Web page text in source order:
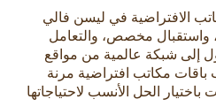
الافتراضية في ليسن فالي
واستقبال مخصص، والتعامل
إلى شبكة عالمية من مواقع
مكاتب افتراضية مرنة
الحل الأنسب لاحتياجاتها